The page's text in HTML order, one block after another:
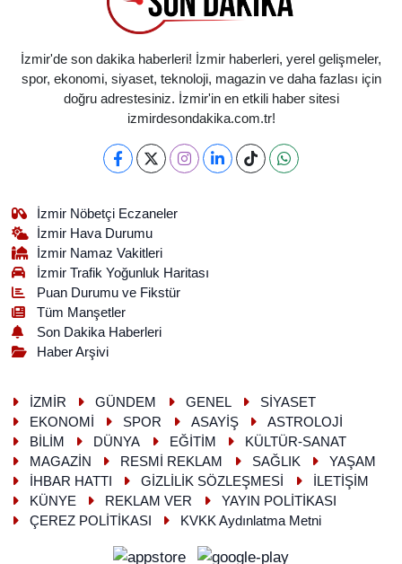
İzmir'de son dakika haberleri! İzmir haberleri, yerel gelişmeler,
spor, ekonomi, siyaset, teknoloji, magazin ve daha fazlası için
doğru adrestesiniz. İzmir'in en etkili haber sitesi
izmirdesondakika.com.tr!
İzmir Nöbetçi Eczaneler
İzmir Hava Durumu
İzmir Namaz Vakitleri
İzmir Trafik Yoğunluk Haritası
Puan Durumu ve Fikstür
Tüm Manşetler
Son Dakika Haberleri
Haber Arşivi
İZMİR GÜNDEM GENEL
SİYASET
EKONOMİ
SPOR ASAYİŞ
ASTROLOJİ
BİLİM
DÜNYA EĞİTİM
KÜLTÜR-SANAT
MAGAZİN
RESMİ REKLAM SAĞLIK
YAŞAM
İHBAR HATTI
GİZLİLİK SÖZLEŞMESİ
İLETİŞİM
KÜNYE
REKLAM VER
YAYIN POLİTİKASI
ÇEREZ POLİTİKASI
KVKK Aydınlatma Metni